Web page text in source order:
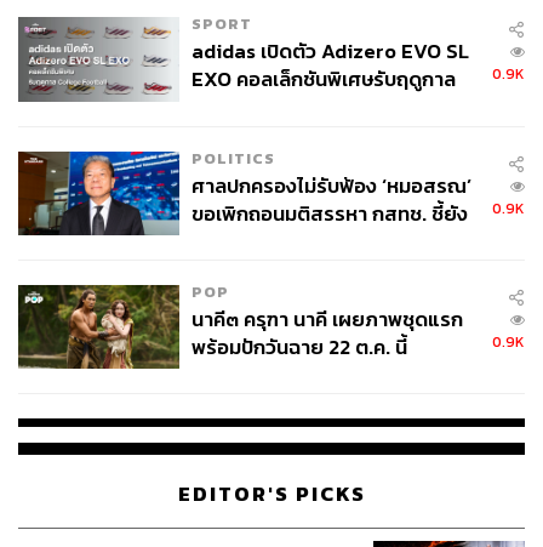
บริการบัญชีเงินฝากเงินตราต่างประเทศ (FCD)
เนื่องจากสัดส่วนการลงทุนในต่างประเทศของนักลงทุน
ไทยยังค่อนข้างน้อยเมื่อเทียบกับประเทศเพื่อนบ้าน นี่จึง
เป็นโอกาสสำคัญในการแบ่งพอร์ตไปลงทุน
สามารถติดตาม THE STANDARD WEALTH
ผ่านแอปพลิเคชันต่างๆ ที่คุณสะดวกหรือใช้งานอยู่แล้วได้เลย
TAGS: ราคาทอง เศรษฐกิจโลก
ธนาคารไทยพาณิชย์ (SCB)
ดอกเบี้ย
การลงทุน
ทองคำ
การเงิน
ธนาคารกลางสหรัฐฯ (Fed)
SPORT
adidas เปิดตัว Adizero EVO SL
EXO คอลเล็กชันพิเศษรับฤดูกาล
0.9K
POLITICS
ศาลปกครองไม่รับฟ้อง ‘หมอสรณ’
ขอเพิกถอนมติสรรหา กสทช. ชี้ยัง
0.9K
POP
นาคี๓ ครุฑา นาคี เผยภาพชุดแรก
พร้อมปักวันฉาย 22 ต.ค. นี้
0.9K
EDITOR'S PICKS